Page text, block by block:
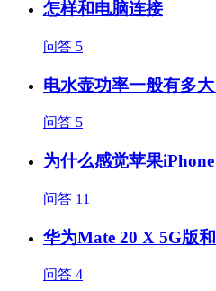
怎样和电脑连接
问答 5
电水壶功率一般有多
问答 5
为什么感觉苹果
问答 11
华为Mate 20 X 5G版
问答 4